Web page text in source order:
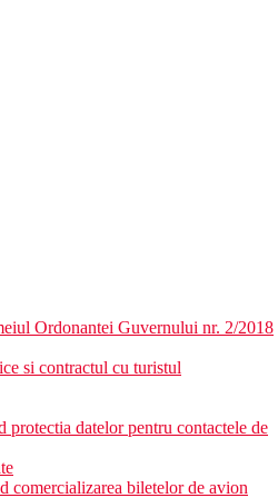
Kamala, cu o intrare treptata in
limpede
pe plaja contra cost, prosoape
regulate, variate pentru copii (mini
sportive, piscine cu tobogane) si
de seara
Ordonantei Guvernului nr. 2/2018
si contractul cu turistul
datelor pentru contactele de
comercializarea biletelor de avion